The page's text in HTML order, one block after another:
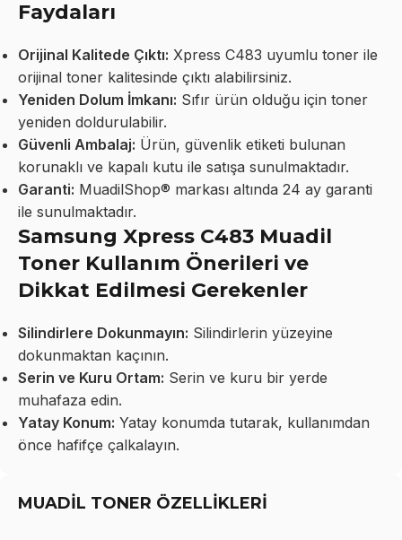
Faydaları
Orijinal Kalitede Çıktı: Xpress C483 uyumlu toner ile
orijinal toner kalitesinde çıktı alabilirsiniz.
Yeniden Dolum İmkanı: Sıfır ürün olduğu için toner
yeniden doldurulabilir.
Güvenli Ambalaj: Ürün, güvenlik etiketi bulunan
korunaklı ve kapalı kutu ile satışa sunulmaktadır.
Garanti: MuadilShop® markası altında 24 ay garanti
ile sunulmaktadır.
Samsung Xpress C483 Muadil
Toner Kullanım Önerileri ve
Dikkat Edilmesi Gerekenler
Silindirlere Dokunmayın: Silindirlerin yüzeyine
dokunmaktan kaçının.
Serin ve Kuru Ortam: Serin ve kuru bir yerde
muhafaza edin.
Yatay Konum: Yatay konumda tutarak, kullanımdan
önce hafifçe çalkalayın.
MUADİL TONER ÖZELLİKLERİ